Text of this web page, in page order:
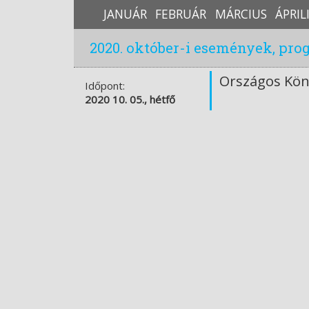
JANUÁR FEBRUÁR MÁRCIUS
2020. október-i események,
Időpont:
2020 10. 05., hétfő
Országos